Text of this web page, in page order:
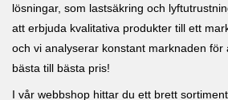
lösningar, som lastsäkring och
att erbjuda kvalitativa produkter till ett
och vi analyserar konstant marknaden för
bästa till bästa pris!
I vår webbshop hittar du ett brett